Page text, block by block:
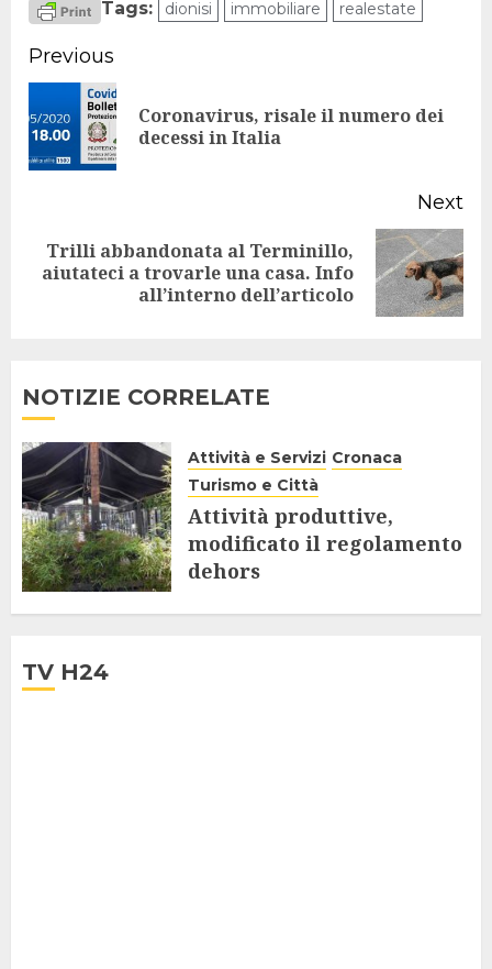
Tags: dionisi immobiliare realestate
Continue
Reading
Previous
Coronavirus, risale il numero dei
decessi in Italia
Next
Next
Trilli abbandonata al Terminillo,
aiutateci a trovarle una casa. Info
all’interno dell’articolo
NOTIZIE CORRELATE
Attività e Servizi Cronaca
Turismo e Città
Attività produttive,
modificato il regolamento
dehors
TV H24